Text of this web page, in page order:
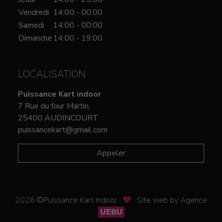
Vendredi 14:00 - 00:00
Samedi
14:00 - 00:00
Dimanche 14:00 - 19:00
LOCALISATION
Puissance Kart indoor
7 Rue du four Martin,
25400 AUDINCOURT
puissancekart@gmail.com
Appeler
2026 ©Puissance Kart Indoor
Site web by Agence
UEBU